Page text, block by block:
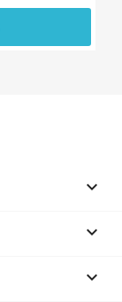


